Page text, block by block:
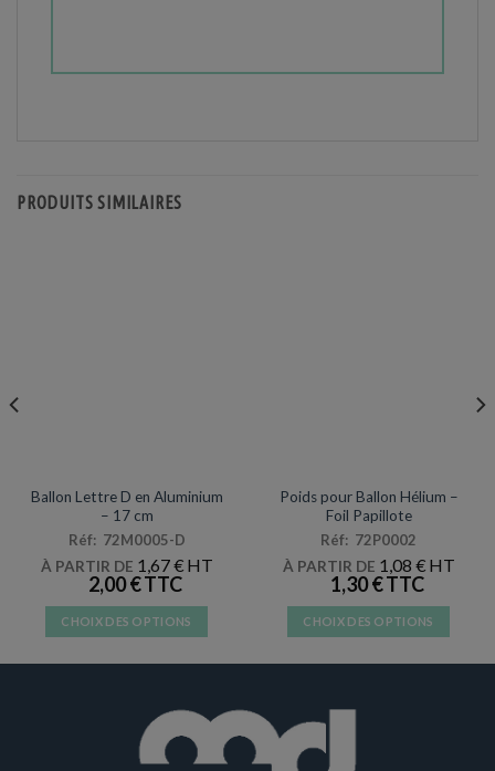
PRODUITS SIMILAIRES
Ballon Lettre D en Aluminium
– 17 cm
Réf: 72M0005-D
À PARTIR DE 1,67€
2,00€
CHOIX DES OPTIONS
plusieurs
variations.
Les
Poids pour Ballon Hélium –
Foil Papillote
Réf: 72P0002
À PARTIR DE 1,08 €
1,30€
CHOIX DES OPTIONS